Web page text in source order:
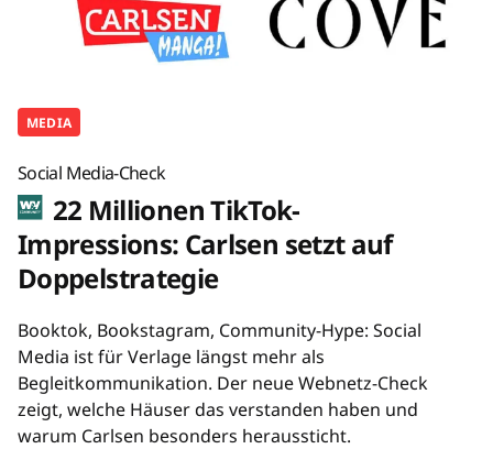
MEDIA
Social Media-Check
22 Millionen TikTok-
Impressions: Carlsen setzt auf
Doppelstrategie
Booktok, Bookstagram, Community-Hype: Social
Media ist für Verlage längst mehr als
Begleitkommunikation. Der neue Webnetz-Check
zeigt, welche Häuser das verstanden haben und
warum Carlsen besonders heraussticht.